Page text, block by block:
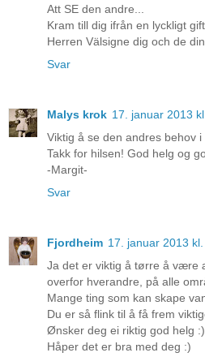
Att SE den andre...
Kram till dig ifrån en lyckligt
Herren Välsigne dig och de
Svar
Malys krok 17. januar 2013
Viktig å se den andres behov i
Takk for hilsen! God helg og
-Margit-
Svar
Fjordheim 17. januar 2013
Ja det er viktig å tørre å være
overfor hverandre, på alle
Mange ting som kan skape
Du er så flink til å få frem
Ønsker deg ei riktig god helg :)
Håper det er bra med deg :)